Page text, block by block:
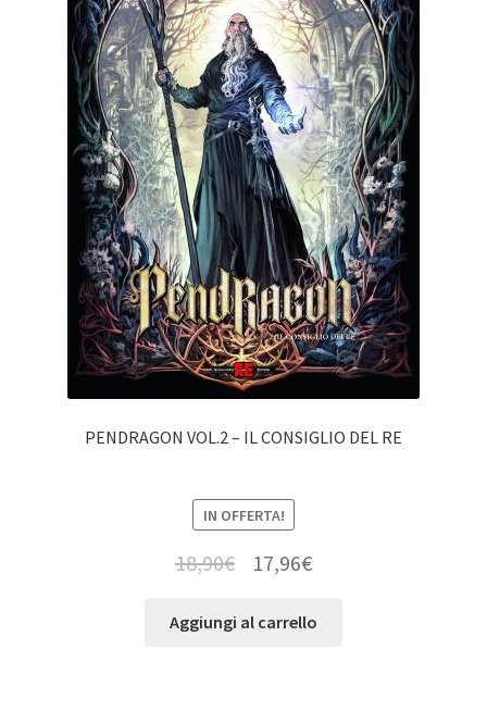
PENDRAGON VOL.2 – IL CONSIGLIO DEL RE
IN OFFERTA!
18,90€ 17,96€
Aggiungi al carrello